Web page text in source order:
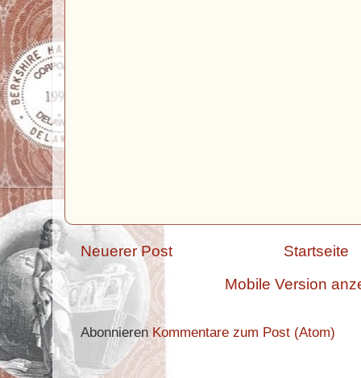
Neuerer Post
Startseite
Mobile Version
AbonnierenKommentare zum Post (Atom)